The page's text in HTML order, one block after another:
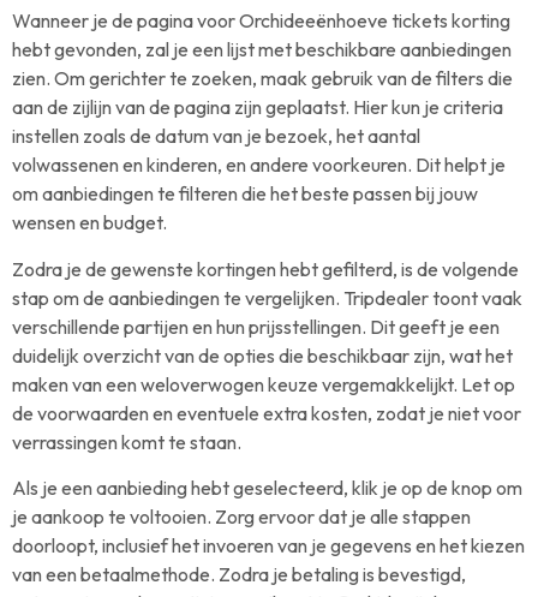
Wanneer je de pagina voor Orchideeënhoeve tickets korting
hebt gevonden, zal je een lijst met beschikbare aanbiedingen
zien. Om gerichter te zoeken, maak gebruik van de filters die
aan de zijlijn van de pagina zijn geplaatst. Hier kun je criteria
instellen zoals de datum van je bezoek, het aantal
volwassenen en kinderen, en andere voorkeuren. Dit helpt je
om aanbiedingen te filteren die het beste passen bij jouw
wensen en budget.
Zodra je de gewenste kortingen hebt gefilterd, is de volgende
stap om de aanbiedingen te vergelijken. Tripdealer toont vaak
verschillende partijen en hun prijsstellingen. Dit geeft je een
duidelijk overzicht van de opties die beschikbaar zijn, wat het
maken van een weloverwogen keuze vergemakkelijkt. Let op
de voorwaarden en eventuele extra kosten, zodat je niet voor
verrassingen komt te staan.
Als je een aanbieding hebt geselecteerd, klik je op de knop om
je aankoop te voltooien. Zorg ervoor dat je alle stappen
doorloopt, inclusief het invoeren van je gegevens en het kiezen
van een betaalmethode. Zodra je betaling is bevestigd,